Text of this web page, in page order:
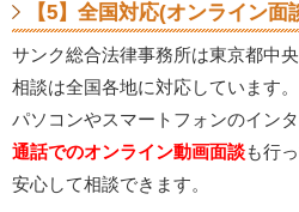
【5】全国対応(オンライン面
サンク総合法律事務所は東京都中
相談は全国各地に対応しています。
パソコンやスマートフォンのイン
通話でのオンライン動画面談も行
安心して相談できます。